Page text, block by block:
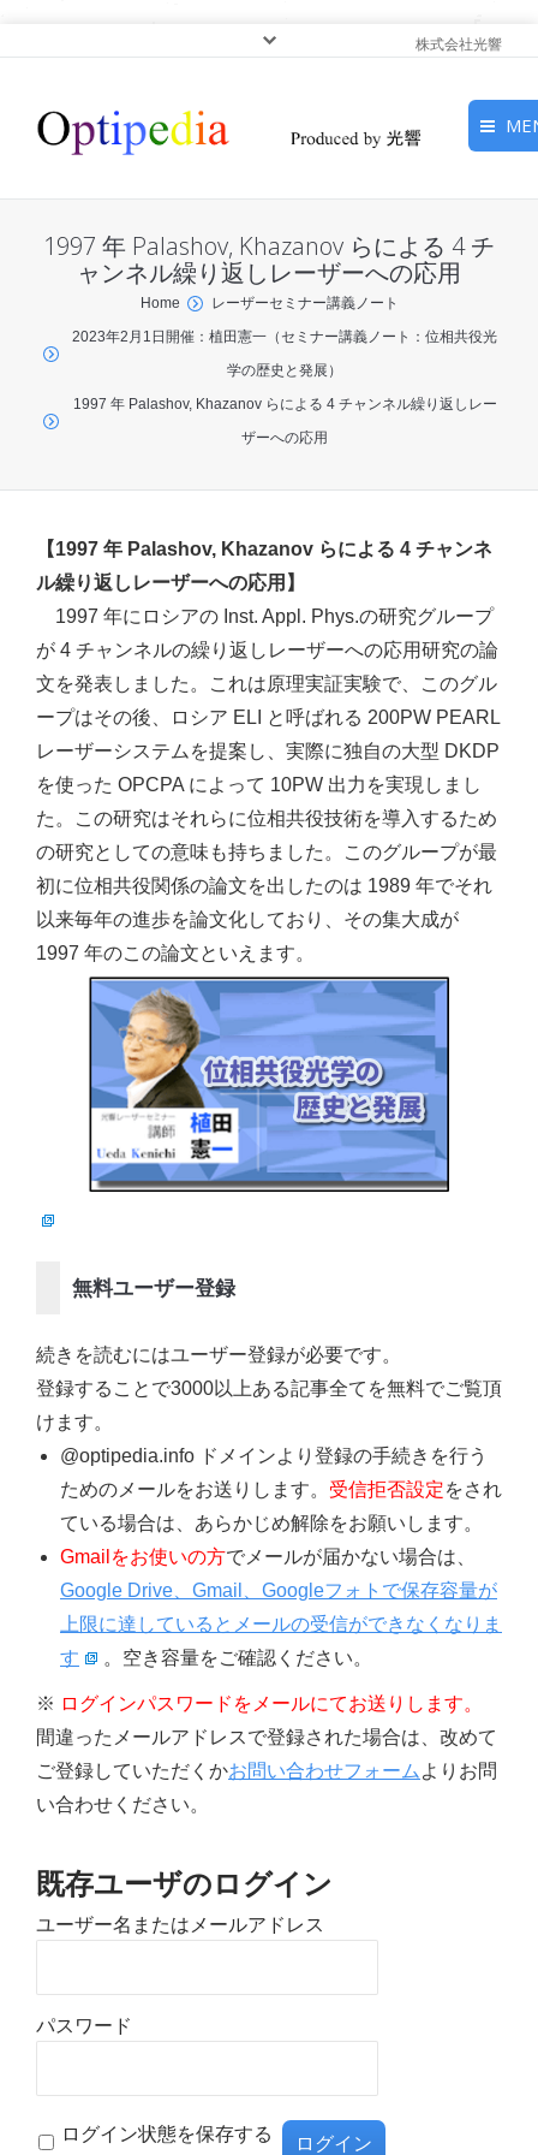
株式会社光響
ピックアップ
光応用・アプリケーショ
ン
1997 年 Palashov, Khazanov らによる 4 チ
ャンネル繰り返しレーザーへの応用
You are here:Home
レーザーセミナー講義ノート
2023年2月1日開催：植田憲一（セミナー講義ノート：位相共役光
学の歴史と発展）
1997 年 Palashov, Khazanov らによる 4 チャンネル繰り返しレー
ザーへの応用
【1997 年 Palashov, Khazanov らによる 4 チャンネ
ル繰り返しレーザーへの応用】
1997 年にロシアの Inst. Appl. Phys.の研究グループ
が 4 チャンネルの繰り返しレーザーへの応用研究の論
文を発表しました。これは原理実証実験で、このグル
ープはその後、ロシア ELI と呼ばれる 200PW PEARL
レーザーシステムを提案し、実際に独自の大型 DKDP
を使った OPCPA によって 10PW 出力を実現しまし
た。この研究はそれらに位相共役技術を導入するため
の研究としての意味も持ちました。このグループが最
初に位相共役関係の論文を出したのは 1989 年でそれ
以来毎年の進歩を論文化しており、その集大成が
1997 年のこの論文といえます。
無料ユーザー登録
続きを読むにはユーザー登録が必要です。
登録することで3000以上ある記事全てを無料でご覧頂
けます。
@optipedia.info ドメインより登録の手続きを行う
ためのメールをお送りします。 受信拒否設定をされ
ている場合は、あらかじめ解除をお願いします。
Gmailをお使いの方でメールが届かない場合は、
Google Drive、Gmail、Googleフォトで保存容量が
上限に達しているとメールの受信ができなくなりま
す
。空き容量をご確認ください。
※ ログインパスワードをメールにてお送りします。
間違ったメールアドレスで登録された場合は、改めて
ご登録していただくかお問い合わせフォーム よりお問
い合わせください。
既存ユーザのログイン
ユーザー名またはメールアドレス
パスワード
ログイン状態を保存する